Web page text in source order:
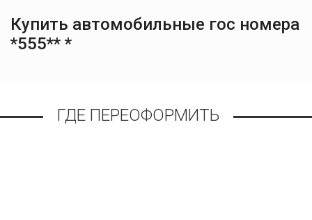
Купить автомобильные гос номера
*555** *
ГДЕ ПЕРЕОФОРМИТЬ